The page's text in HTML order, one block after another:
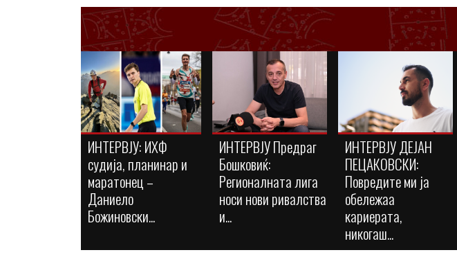
ИНТЕРВЈУ: ИХФ
судија, планинар и
маратонец –
Даниело
Божиновски...
ИНТЕРВЈУ Предраг
Бошковиќ:
Регионалната лига
носи нови ривалства
и...
ИНТЕРВЈУ ДЕЈАН
ПЕЦАКОВСКИ:
Повредите ми ја
обележаа
кариерата,
никогаш...